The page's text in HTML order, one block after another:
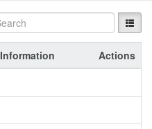
Information
Actions